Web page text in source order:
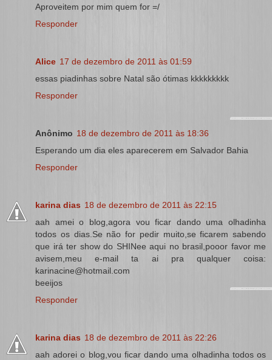
Aproveitem por mim quem for =/
Responder
Alice 17 de dezembro de 2011 às 01:59
essas piadinhas sobre Natal são ótimas kkkkkkkkk
Responder
Anônimo 18 de dezembro de 2011 às 18:36
Esperando um dia eles aparecerem em Salvador Bahia
Responder
karina dias 18 de dezembro de 2011 às 22:15
aah amei o blog,agora vou ficar dando uma olhadinha
todos os dias.Se não for pedir muito,se ficarem sabendo
que irá ter show do SHINee aqui no brasil,pooor favor me
avisem,meu e-mail ta ai pra qualquer coisa:
karinacine@hotmail.com
beeijos
Responder
karina dias 18 de dezembro de 2011 às 22:26
aah adorei o blog,vou ficar dando uma olhadinha todos os